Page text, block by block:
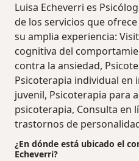
Luisa Echeverri es
de los servicios que
su amplia experiencia:
cognitiva del
contra la ansiedad,
Psicoterapia individual en
juvenil, Psicoterapia para
psicoterapia, Consulta en
trastornos de
¿En dónde está ubicado el
Echeverri?